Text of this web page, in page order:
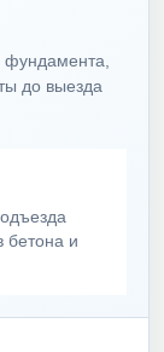
до выезда
бетона и